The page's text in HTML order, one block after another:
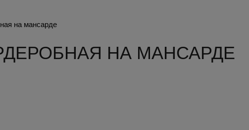
на мансарде
НА МАНСАРДЕ